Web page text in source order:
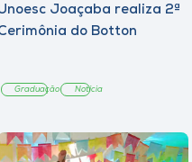
Joaçaba realiza 2ª
do Botton
Graduação Notícia